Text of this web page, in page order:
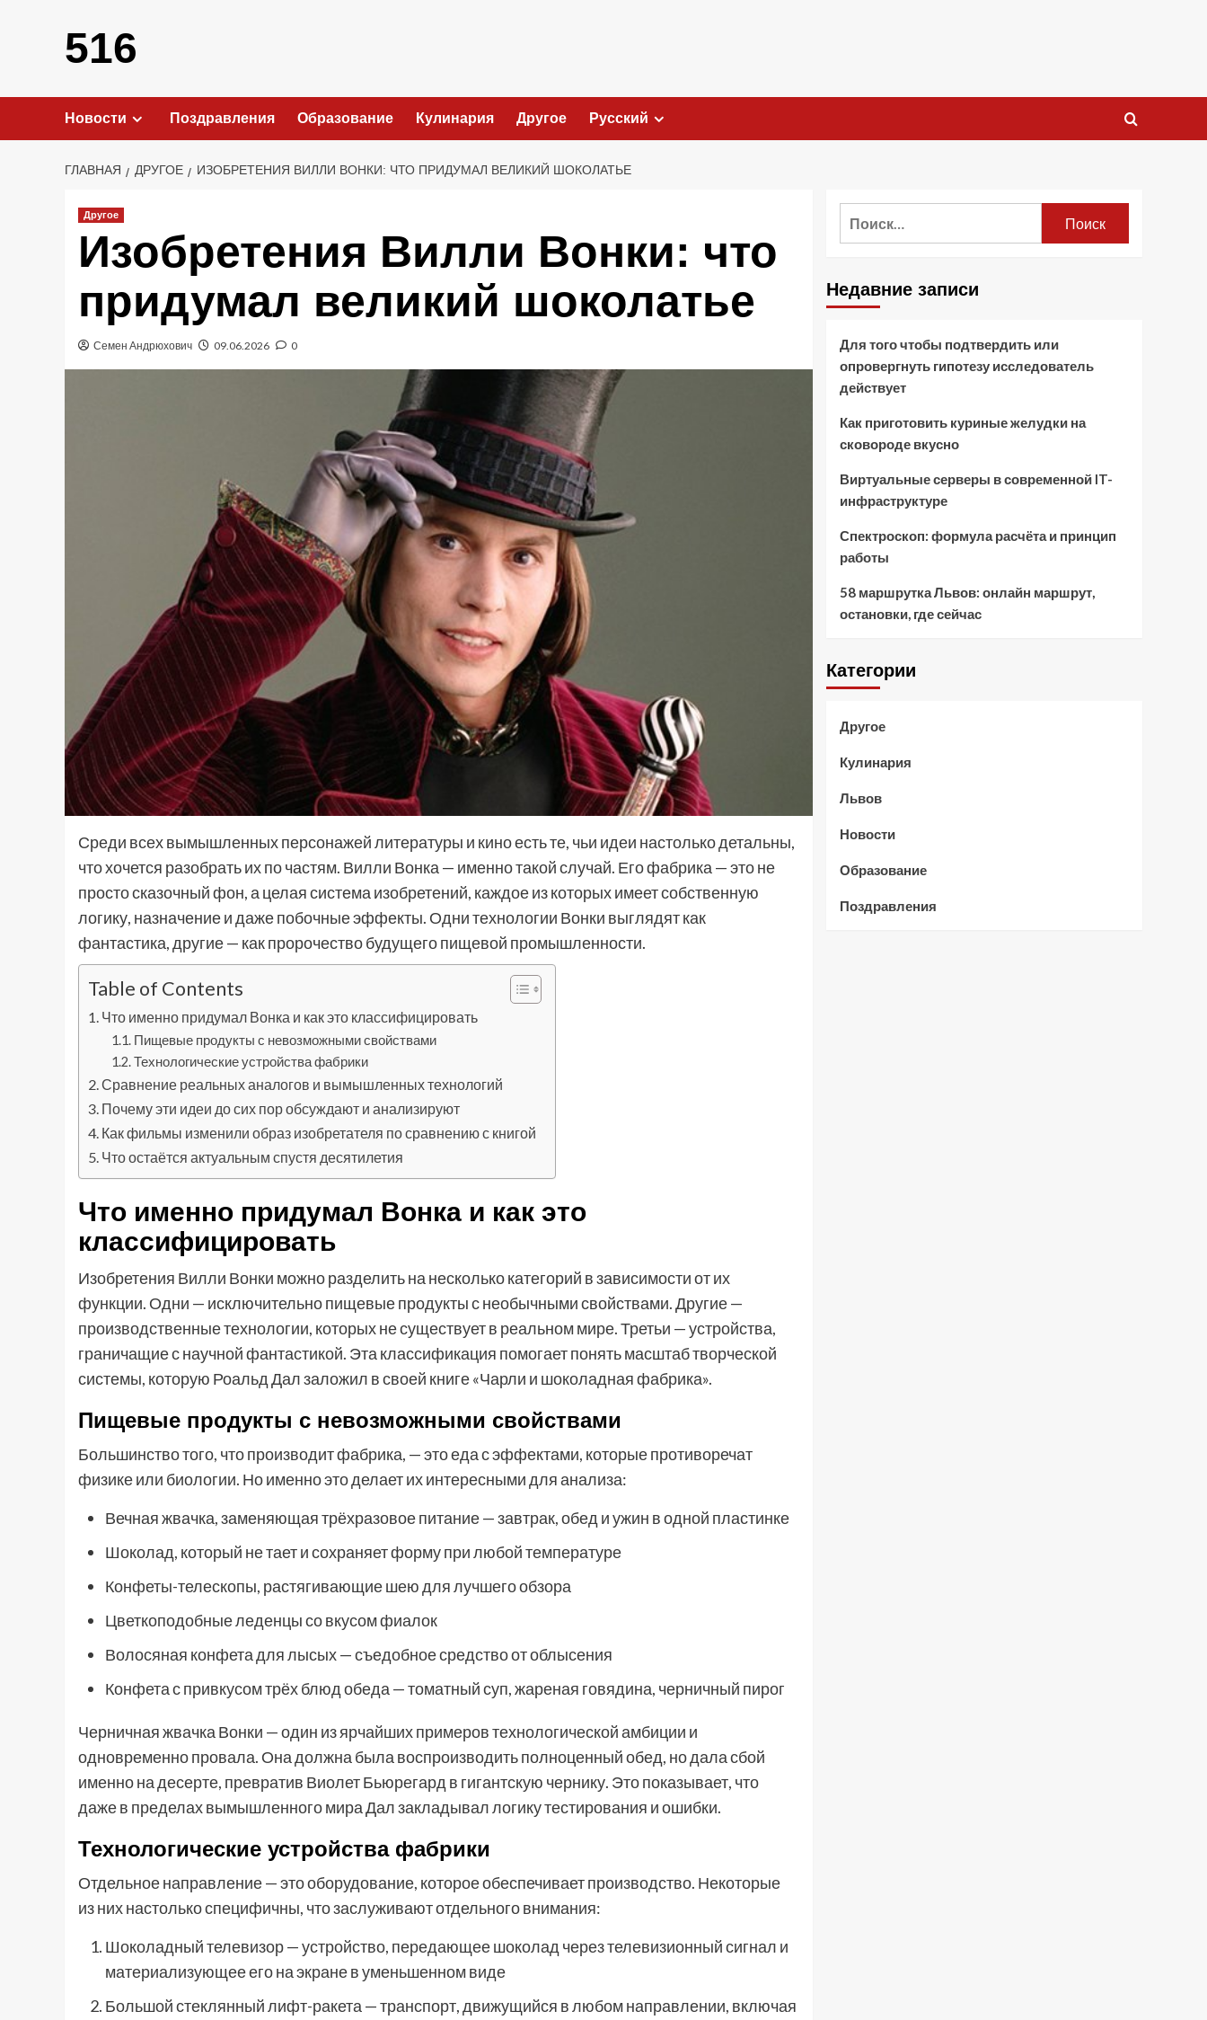
содержимому516
Новости Поздравления Образование Кулинария Другое Русский
ГЛАВНАЯ ДРУГОЕ ИЗОБРЕТЕНИЯ ВИЛЛИ ВОНКИ: ЧТО ПРИДУМАЛ ВЕЛИКИЙ ШОКОЛАТЬЕ
Другое
Изобретения Вилли Вонки: что
придумал великий шоколатье
Семен Андрюхович 09.06.2026 0
Среди всех вымышленных персонажей литературы и кино есть те, чьи идеи настолько детальны,
что хочется разобрать их по частям. Вилли Вонка — именно такой случай. Его фабрика — это не
просто сказочный фон, а целая система изобретений, каждое из которых имеет собственную
логику, назначение и даже побочные эффекты. Одни технологии Вонки выглядят как
фантастика, другие — как пророчество будущего пищевой промышленности.
Table of Contents
Что именно придумал Вонка и как это классифицировать
Пищевые продукты с невозможными свойствами
Технологические устройства фабрики
Сравнение реальных аналогов и вымышленных технологий
Почему эти идеи до сих пор обсуждают и анализируют
Как фильмы изменили образ изобретателя по сравнению с книгой
Что остаётся актуальным спустя десятилетия
Что именно придумал Вонка и как это
классифицировать
Изобретения Вилли Вонки можно разделить на несколько категорий в зависимости от их
функции. Одни — исключительно пищевые продукты с необычными свойствами. Другие —
производственные технологии, которых не существует в реальном мире. Третьи — устройства,
граничащие с научной фантастикой. Эта классификация помогает понять масштаб творческой
системы, которую Роальд Дал заложил в своей книге «Чарли и шоколадная фабрика».
Пищевые продукты с невозможными свойствами
Большинство того, что производит фабрика, — это еда с эффектами, которые противоречат
физике или биологии. Но именно это делает их интересными для анализа:
Вечная жвачка, заменяющая трёхразовое питание — завтрак, обед и ужин в одной пластинке
Шоколад, который не тает и сохраняет форму при любой температуре
Конфеты-телескопы, растягивающие шею для лучшего обзора
Цветкоподобные леденцы со вкусом фиалок
Волосяная конфета для лысых — съедобное средство от облысения
Конфета с привкусом трёх блюд обеда — томатный суп, жареная говядина, черничный пирог
Черничная жвачка Вонки — один из ярчайших примеров технологической амбиции и
одновременно провала. Она должна была воспроизводить полноценный обед, но дала сбой
именно на десерте, превратив Виолет Бьюрегард в гигантскую чернику. Это показывает, что
даже в пределах вымышленного мира Дал закладывал логику тестирования и ошибки.
Технологические устройства фабрики
Отдельное направление — это оборудование, которое обеспечивает производство. Некоторые
из них настолько специфичны, что заслуживают отдельного внимания:
Шоколадный телевизор — устройство, передающее шоколад через телевизионный сигнал и
материализующее его на экране в уменьшенном виде
Большой стеклянный лифт-ракета — транспорт, движущийся в любом направлении, включая
Недавние записи
Для того чтобы подтвердить или
опровергнуть гипотезу исследователь
действует
Как приготовить куриные желудки на
сковороде вкусно
Виртуальные серверы в современной IT-
инфраструктуре
Спектроскоп: формула расчёта и принцип
работы
58 маршрутка Львов: онлайн маршрут,
остановки, где сейчас
Категории
Другое
Кулинария
Львов
Новости
Образование
Поздравления